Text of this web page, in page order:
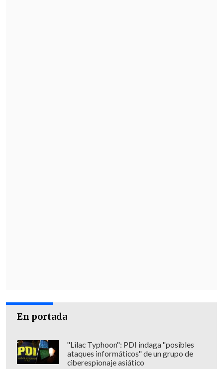
En portada
"Lilac Typhoon": PDI indaga "posibles
ataques informáticos" de un grupo de
ciberespionaje asiático